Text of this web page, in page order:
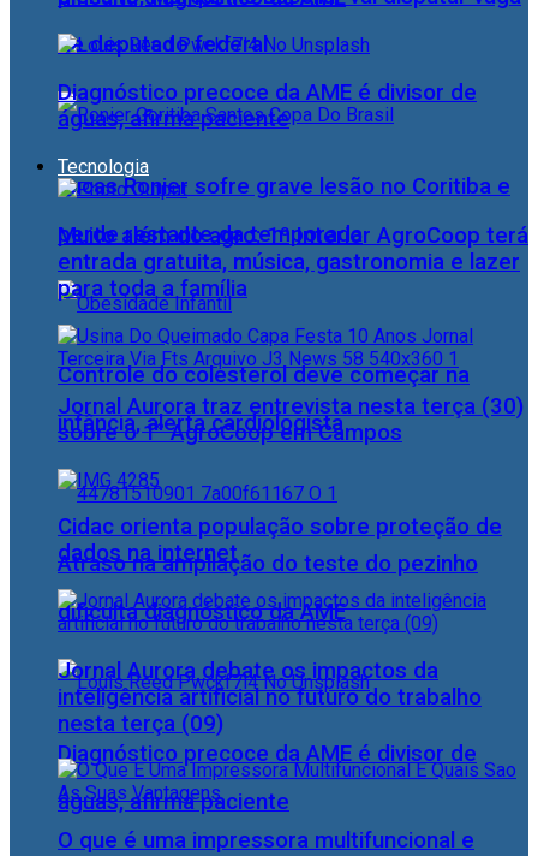
de deputado federal
Lucas Ronier sofre grave lesão no Coritiba e
perde restante da temporada
Controle do colesterol deve começar na
infância, alerta cardiologista
Atraso na ampliação do teste do pezinho
dificulta diagnóstico da AME
Diagnóstico precoce da AME é divisor de
águas, afirma paciente
Diagnóstico precoce da AME é divisor de
águas, afirma paciente
Tecnologia
Muito além do agro: 1º Interior AgroCoop terá
entrada gratuita, música, gastronomia e lazer
para toda a família
Jornal Aurora traz entrevista nesta terça (30)
sobre o 1° AgroCoop em Campos
Cidac orienta população sobre proteção de
dados na internet
Jornal Aurora debate os impactos da
inteligência artificial no futuro do trabalho
nesta terça (09)
O que é uma impressora multifuncional e